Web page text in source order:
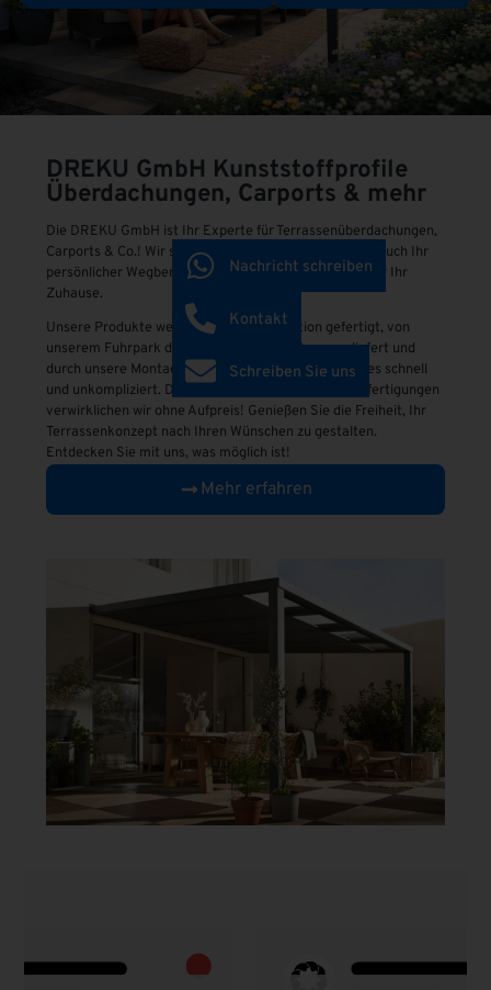
DREKU GmbH Kunststoffprofile
Überdachungen, Carports & mehr
Die DREKU GmbH ist Ihr Experte für Terrassenüberdachungen,
Carports & Co.! Wir sind nicht nur Hersteller, sondern auch Ihr
persönlicher Wegbereiter für mehr Komfort und Stil für Ihr
Zuhause.
Unsere Produkte werden in Eigenproduktion gefertigt, von
unserem Fuhrpark direkt zu Ihnen nach Hause geliefert und
durch unsere Montageteams installiert – und das alles schnell
und unkompliziert. Die Besonderheit bei uns: Maßanfertigungen
verwirklichen wir ohne Aufpreis! Genießen Sie die Freiheit, Ihr
Terrassenkonzept nach Ihren Wünschen zu gestalten.
Entdecken Sie mit uns, was möglich ist!
Mehr erfahren
Nachricht schreiben
Kontakt
Schreiben Sie uns